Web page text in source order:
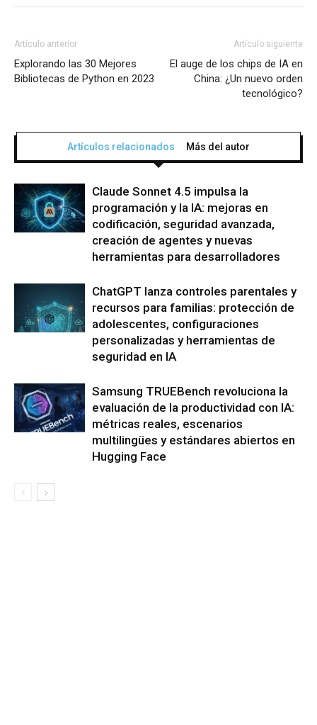
Artículo anterior
Explorando las 30 Mejores
Bibliotecas de Python en 2023
Artículo siguiente
El auge de los chips de IA en
China: ¿Un nuevo orden
tecnológico?
Artículos relacionados Más del autor
Claude Sonnet 4.5 impulsa la
programación y la IA: mejoras en
codificación, seguridad avanzada,
creación de agentes y nuevas
herramientas para desarrolladores
ChatGPT lanza controles parentales y
recursos para familias: protección de
adolescentes, configuraciones
personalizadas y herramientas de
seguridad en IA
Samsung TRUEBench revoluciona la
evaluación de la productividad con IA:
métricas reales, escenarios
multilingües y estándares abiertos en
Hugging Face